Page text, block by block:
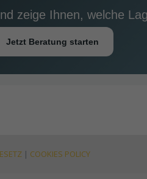
zeige Ihnen, welche
Jetzt Beratung starten
| COOKIES POLICY